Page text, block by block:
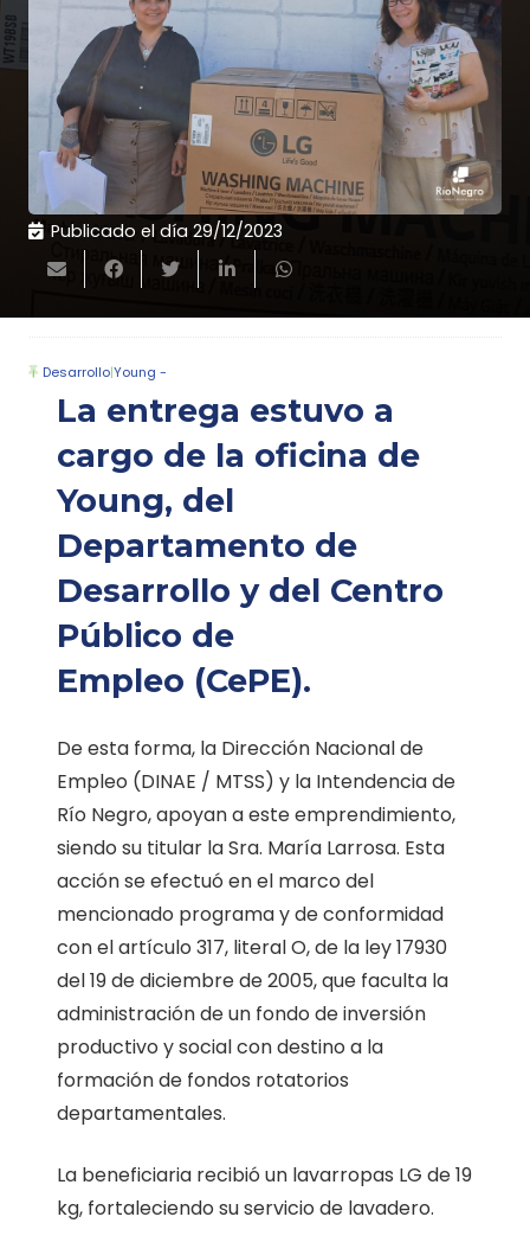
Publicado el día 29/12/2023
Desarrollo|Young -
La entrega estuvo a
cargo de la oficina de
Young, del
Departamento de
Desarrollo y del Centro
Público de
Empleo (CePE).
De esta forma, la Dirección Nacional de
Empleo (DINAE / MTSS) y la Intendencia de
Río Negro, apoyan a este emprendimiento,
siendo su titular la Sra. María Larrosa. Esta
acción se efectuó en el marco del
mencionado programa y de conformidad
con el artículo 317, literal O, de la ley 17930
del 19 de diciembre de 2005, que faculta la
administración de un fondo de inversión
productivo y social con destino a la
formación de fondos rotatorios
departamentales.
La beneficiaria recibió un lavarropas LG de 19
kg, fortaleciendo su servicio de lavadero.